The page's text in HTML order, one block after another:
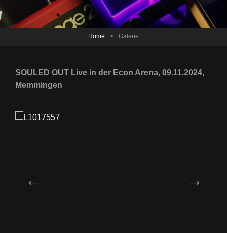
Home > Galerie
SOULED OUT Live in der Econ Arena, 09.11.2024,
Memmingen